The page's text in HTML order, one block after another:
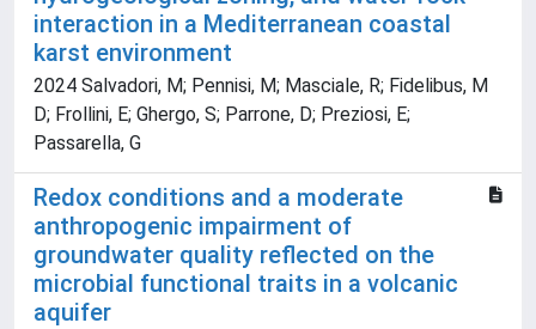
interaction in a Mediterranean coastal
karst environment
2024 Salvadori, M; Pennisi, M; Masciale, R; Fidelibus, M
D; Frollini, E; Ghergo, S; Parrone, D; Preziosi, E;
Passarella, G
Redox conditions and a moderate
anthropogenic impairment of
groundwater quality reflected on the
microbial functional traits in a volcanic
aquifer